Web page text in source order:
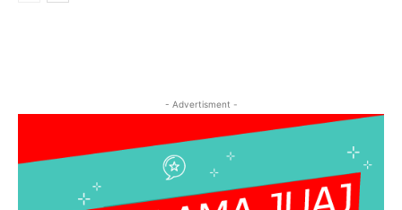
- Advertisment -